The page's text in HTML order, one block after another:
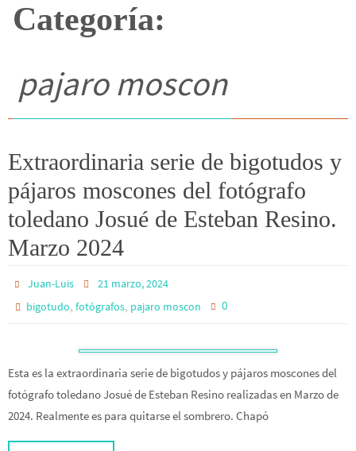
Categoría:
pajaro moscon
Extraordinaria serie de bigotudos y
pájaros moscones del fotógrafo
toledano Josué de Esteban Resino.
Marzo 2024
Juan-Luis
21 marzo, 2024
bigotudo,fotógrafos, pajaro moscon 0
Esta es la extraordinaria serie de bigotudos y pájaros moscones del
fotógrafo toledano Josué de Esteban Resino realizadas en Marzo de
2024. Realmente es para quitarse el sombrero. Chapó